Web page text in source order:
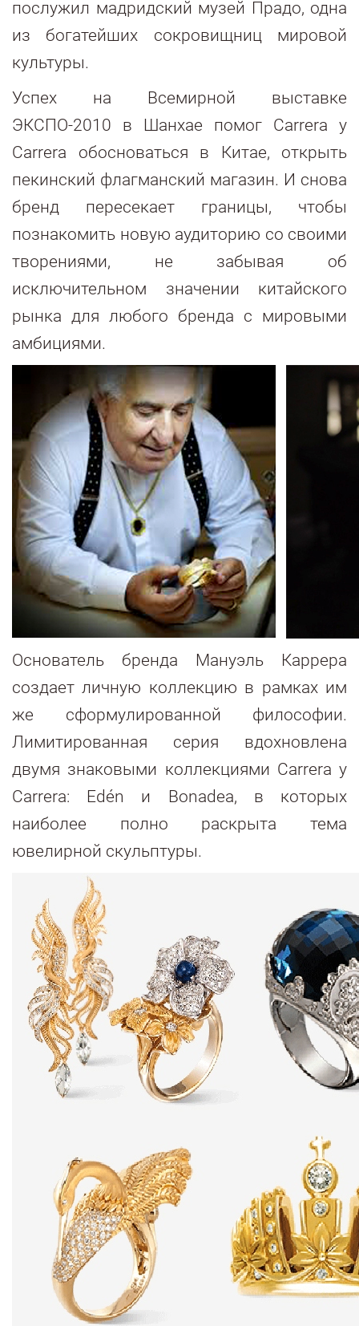
послужил мадридский музей Прадо, одна
из богатейших сокровищниц мировой
культуры.
Успех на Всемирной выставке
ЭКСПО-2010 в Шанхае помог Carrera y
Carrera обосноваться в Китае, открыть
пекинский флагманский магазин. И снова
бренд пересекает границы, чтобы
познакомить новую аудиторию со своими
творениями, не забывая об
исключительном значении китайского
рынка для любого бренда с мировыми
амбициями.
Основатель бренда Мануэль Каррера
создает личную коллекцию в рамках им
же сформулированной философии.
Лимитированная серия вдохновлена
двумя знаковыми коллекциями Carrera y
Carrera: Edén и Bonadea, в которых
наиболее полно раскрыта тема
ювелирной скульптуры.